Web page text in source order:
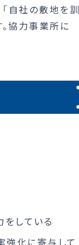
自社の敷地を訓
協力事業所に
している
強化に寄与して